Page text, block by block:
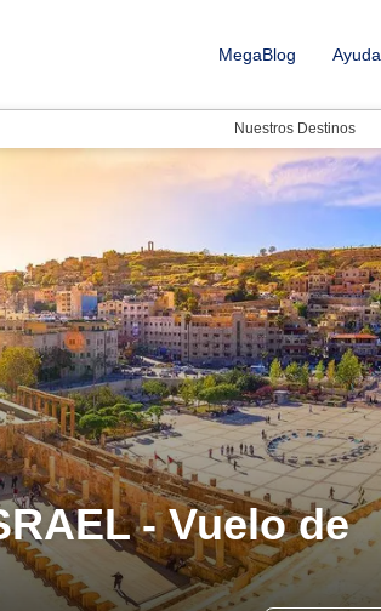
MegaBlog Ayuda
Nuestros Destinos
- Vuelo de